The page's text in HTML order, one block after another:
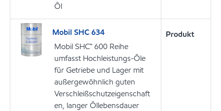
Öl
Mobil SHC 634
Mobil SHC™ 600 Reihe
umfasst Hochleistungs-Öle
für Getriebe und Lager mit
außergewöhnlich guten
Verschleißschutzeigenschaft
en, langer Öllebensdauer
Produkt